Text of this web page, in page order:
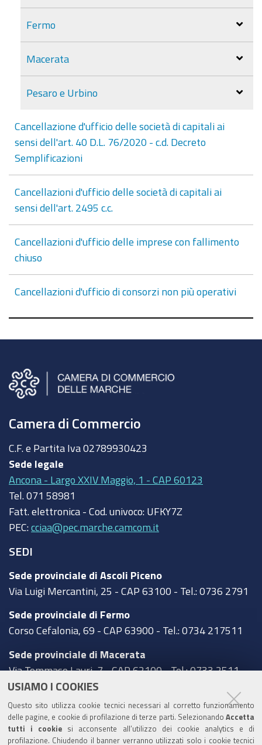
USIAMO I COOKIES
Questo sito utilizza cookie tecnici necessari al corretto funzionamento
delle pagine, e cookie di profilazione di terze parti. Selezionando Accetta
tutti i cookie si acconsente all’utilizzo dei cookie analytics e di
profilazione. Chiudendo il banner verranno utilizzati solo i cookie tecnici
Fermo
Macerata
Pesaro e Urbino
Cancellazione d'ufficio delle società di capitali ai
sensi dell'art. 40 D.L. 76/2020 - c.d. Decreto
Semplificazioni
Cancellazioni d'ufficio delle società di capitali ai
sensi dell'art. 2495 c.c.
Cancellazioni d'ufficio delle imprese con fallimento
chiuso
Cancellazioni d'ufficio di consorzi non più operativi
Camera di Commercio
C.F. e Partita Iva 02789930423
Sede legale
Ancona - Largo XXIV Maggio, 1 - CAP 60123
Tel. 071 58981
Fatt. elettronica - Cod. univoco: UFKY7Z
PEC: cciaa@pec.marche.camcom.it
SEDI
Sede provinciale di Ascoli Piceno
Via Luigi Mercantini, 25 - CAP 63100 - Tel.: 0736 2791
Sede provinciale di Fermo
Corso Cefalonia, 69 - CAP 63900 - Tel.: 0734 217511
Sede provinciale di Macerata
Via Tommaso Lauri, 7 - CAP 62100 - Tel.: 0733 2511
Sede provinciale di Pesaro Urbino
Corso XI Settembre, 116 - CAP 61121 - Tel.: 0721
3571